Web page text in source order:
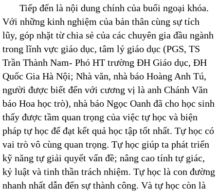
Tiếp đến là nội dung chính của buổi ngoại khóa.
Với những kinh nghiệm của bản thân cùng sự tích
lũy, góp nhặt từ chia sẻ của các chuyên gia đầu ngành
trong lĩnh vực giáo dục, tâm lý giáo dục (PGS, TS
Trần Thành Nam- Phó HT trường ĐH Giáo dục, ĐH
Quốc Gia Hà Nội; Nhà văn, nhà báo Hoàng Anh Tú,
người được biết đến với cương vị là anh Chánh Văn
báo Hoa học trò), nhà báo Ngọc Oanh đã cho học sinh
thấy được tầm quan trọng của việc tự học và biện
pháp tự học để đạt kết quả học tập tốt nhất. Tự học có
vai trò vô cùng quan trọng. Tự học giúp ta phát triển
kỹ năng tự giải quyết vấn đề; nâng cao tính tự giác,
kỷ luật và tinh thần trách nhiệm. Tự học là con đường
nhanh nhất dẫn đến sự thành công. Và tự học còn là